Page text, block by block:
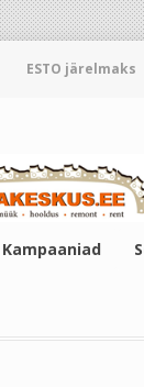
ESTO järelmaks
Kampaaniad